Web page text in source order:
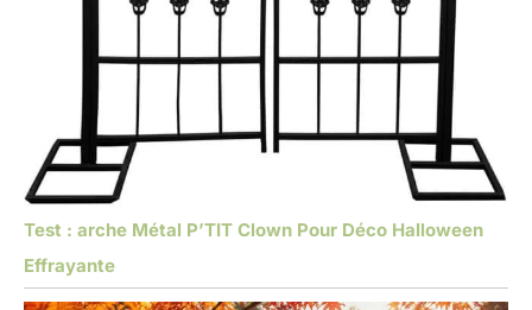
Test : arche Métal P’TIT Clown Pour Déco Halloween
Effrayante